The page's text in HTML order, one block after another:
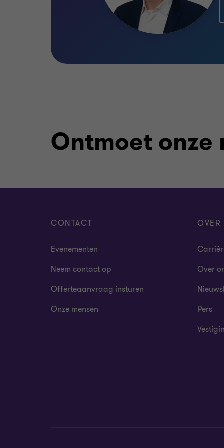
Ontmoet onze
CONTACT
Evenementen
Neem contact op
Offerteaanvraag insturen
Onze mensen
OVER
Over
Pers